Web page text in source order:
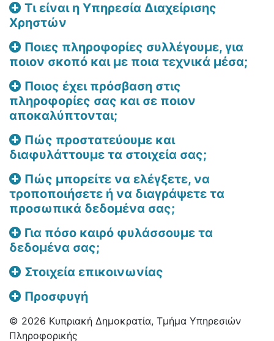
Τι είναι η Υπηρεσία Διαχείρισης
Χρηστών
Ποιες πληροφορίες συλλέγουμε, για
ποιον σκοπό και με ποια τεχνικά μέσα;
Ποιος έχει πρόσβαση στις
πληροφορίες σας και σε ποιον
αποκαλύπτονται;
Πώς προστατεύουμε και
διαφυλάττουμε τα στοιχεία σας;
Πώς μπορείτε να ελέγξετε, να
τροποποιήσετε ή να διαγράψετε τα
προσωπικά δεδομένα σας;
Για πόσο καιρό φυλάσσουμε τα
δεδομένα σας;
Στοιχεία επικοινωνίας
Προσφυγή
© 2026 Κυπριακή Δημοκρατία, Τμήμα Υπηρεσιών
Πληροφορικής